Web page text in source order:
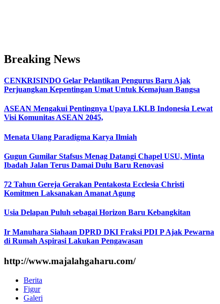
Breaking News
CENKRISINDO Gelar Pelantikan Pengurus Baru Ajak
Perjuangkan Kepentingan Umat Untuk Kemajuan Bangsa
ASEAN Mengakui Pentingnya Upaya LKLB Indonesia Lewat
Visi Komunitas ASEAN 2045,
Menata Ulang Paradigma Karya Ilmiah
Gugun Gumilar Stafsus Menag Datangi Chapel USU, Minta
Ibadah Jalan Terus Damai Dulu Baru Renovasi
72 Tahun Gereja Gerakan Pentakosta Ecclesia Christi
Komitmen Laksanakan Amanat Agung
Usia Delapan Puluh sebagai Horizon Baru Kebangkitan
Ir Manuhara Siahaan DPRD DKI Fraksi PDI P Ajak Pewarna
di Rumah Aspirasi Lakukan Pengawasan
http://www.majalahgaharu.com/
Berita
Figur
Galeri